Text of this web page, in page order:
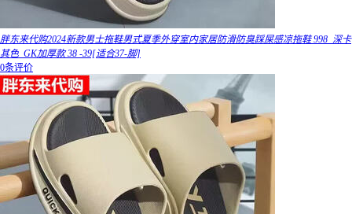
胖东来代购2024新款男士拖鞋男式夏季外穿室内家居防滑防臭踩屎感凉拖鞋 998_深卡
其色_GK加厚款 38 -39[适合37-脚]
0条评价